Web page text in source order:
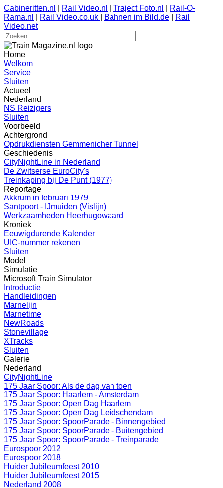
Cabineritten.nl Rail Video.nl Traject Foto.nl
Rail-O-
Rama.nl
Rail Video.co.uk Bahnen im Bild.de
Rail
Video.net
Home
Welkom
Service
Sluiten
Actueel
Nederland
NS Reizigers
Sluiten
Voorbeeld
Achtergrond
Opdrukdiensten Gemmenicher Tunnel
Geschiedenis
CityNightLine in Nederland
De Zwitserse EuroCity's
Treinkaping bij De Punt (1977)
Reportage
Akkrum in februari 1979
Santpoort - IJmuiden (Vislijn)
Werkzaamheden Heerhugowaard
Kroniek
Eeuwigdurende Kalender
UIC-nummer rekenen
Sluiten
Model
Simulatie
Microsoft Train Simulator
Introductie
Handleidingen
Marnelijn
Marnetime
NewRoads
Stonevillage
XTracks
Sluiten
Galerie
Nederland
CityNightLine
175 Jaar Spoor: Als de dag van toen
175 Jaar Spoor: Haarlem - Amsterdam
175 Jaar Spoor: Open Dag Haarlem
175 Jaar Spoor: Open Dag Leidschendam
175 Jaar Spoor: SpoorParade - Binnengebied
175 Jaar Spoor: SpoorParade - Buitengebied
175 Jaar Spoor: SpoorParade - Treinparade
Eurospoor 2012
Eurospoor 2018
Huider Jubileumfeest 2010
Huider Jubileumfeest 2015
Nederland 2008